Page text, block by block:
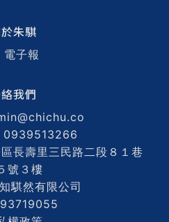
朱騏
子報
我們
0939513266
長壽里三民路二段８１巷
號３樓
騏然有限公司